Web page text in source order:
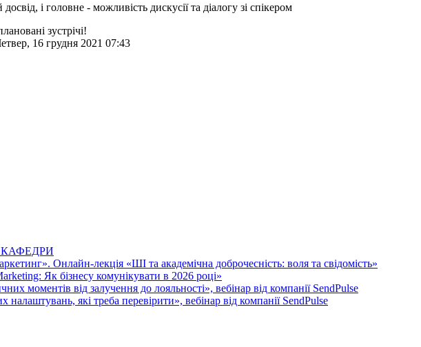
і головне - можливість дискусії та діалогу зі спікером
зустрічі!
16 грудня 2021 07:43
Онлайн-лекція «ШІ та академічна доброчесність: воля та свідомість»
Як бізнесу комунікувати в 2026 році»
моментів від залучення до лояльності», вебінар від компанії SendPulse
які треба перевірити», вебінар від компанії SendPulse